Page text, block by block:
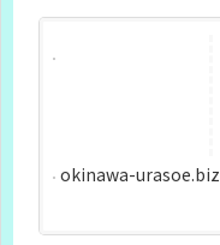
okinawa-urasoe.biz